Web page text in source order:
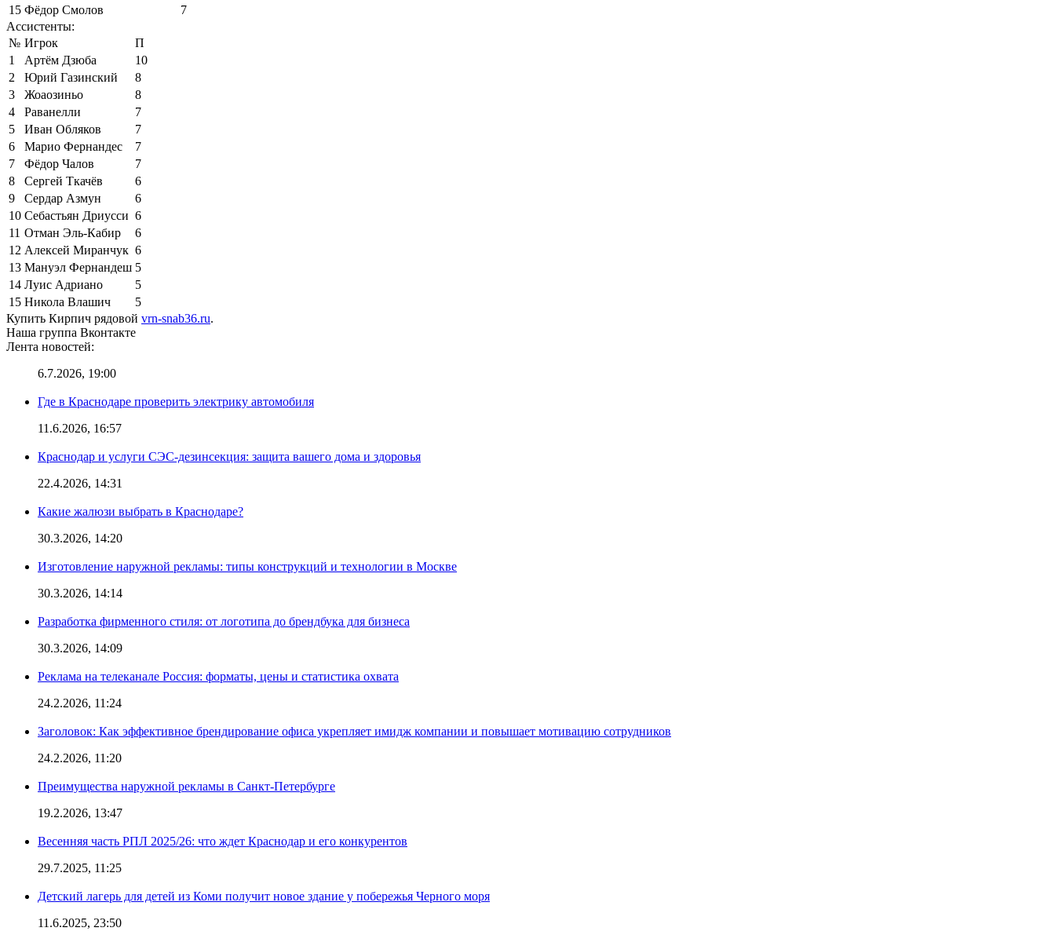
15 Фёдор Смолов
7
Ассистенты:
№ Игрок
П
1
Артём Дзюба
10
2
Юрий Газинский
8
3
Жоаозиньо
8
4
Раванелли
7
5
Иван Обляков
7
6
Марио Фернандес
7
7
Фёдор Чалов
7
8
Сергей Ткачёв
6
9
Сердар Азмун
6
10 Себастьян Дриусси 6
11 Отман Эль-Кабир
6
12 Алексей Миранчук 6
13 Мануэл Фернандеш 5
14 Луис Адриано
5
15 Никола Влашич
5
Купить Кирпич рядовой vrn-snab36.ru.
Наша группа Вконтакте
Лента новостей:
6.7.2026, 19:00
Где в Краснодаре проверить электрику автомобиля
11.6.2026, 16:57
Краснодар и услуги СЭС-дезинсекция: защита вашего дома и здоровья
22.4.2026, 14:31
Какие жалюзи выбрать в Краснодаре?
30.3.2026, 14:20
Изготовление наружной рекламы: типы конструкций и технологии в Москве
30.3.2026, 14:14
Разработка фирменного стиля: от логотипа до брендбука для бизнеса
30.3.2026, 14:09
Реклама на телеканале Россия: форматы, цены и статистика охвата
24.2.2026, 11:24
Заголовок: Как эффективное брендирование офиса укрепляет имидж компании и повышает мотивацию сотрудников
24.2.2026, 11:20
Преимущества наружной рекламы в Санкт-Петербурге
19.2.2026, 13:47
Весенняя часть РПЛ 2025/26: что ждет Краснодар и его конкурентов
29.7.2025, 11:25
Детский лагерь для детей из Коми получит новое здание у побережья Черного моря
11.6.2025, 23:50